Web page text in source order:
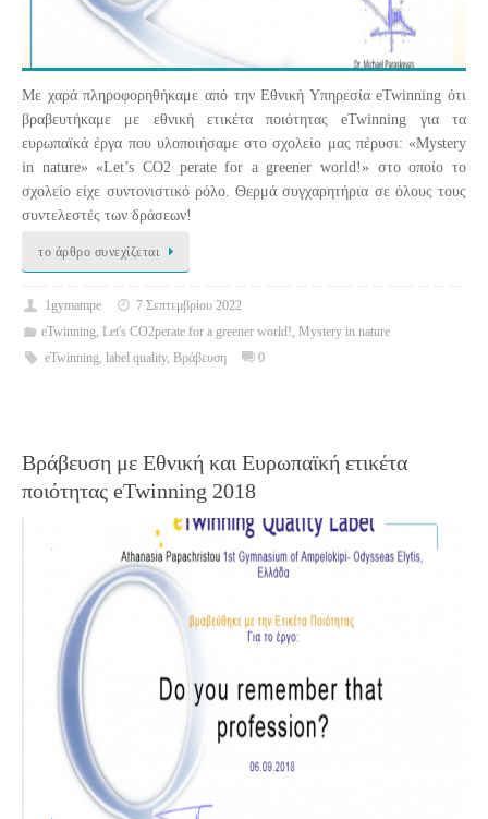
Με χαρά πληροφορηθήκαμε από την Εθνική Υπηρεσία eTwinning ότι
βραβευτήκαμε με εθνική ετικέτα ποιότητας eTwinning για τα
ευρωπαϊκά έργα που υλοποιήσαμε στο σχολείο μας πέρυσι: «Mystery
in nature» «Let’s CO2 perate for a greener world!» στο οποίο το
σχολείο είχε συντονιστικό ρόλο. Θερμά συγχαρητήρια σε όλους τους
συντελεστές των δράσεων!
το άρθρο συνεχίζεται
1gymampe
7 Σεπτεμβρίου 2022
eTwinning, Let's CO2perate for a greener world!, Mystery in nature
eTwinning, label quality, Βράβευση 0
Βράβευση με Εθνική και Ευρωπαϊκή ετικέτα
ποιότητας eTwinning 2018